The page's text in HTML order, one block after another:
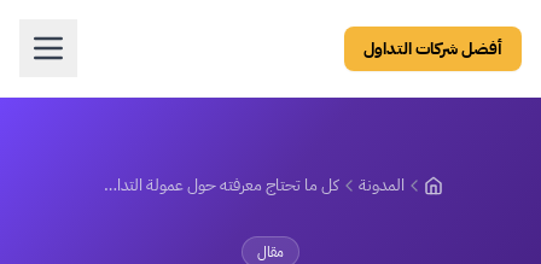
أفضل شركات التداول
المدونة كل ما تحتاج معرفته حول عمولة التداول وفروقات الرسوم بين المنصات
مقال